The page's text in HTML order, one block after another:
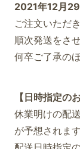
2021年12月
ご注文いただ
順次発送をさ
何卒ご了承の
【日時指定の
休業明けの配
が予想されます